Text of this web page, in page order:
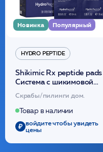
Новинка Популярный
HYDRO PEPTIDE
Shikimic Rx peptide
Cистема с шикимовой
кислотой обновляющая
(30шт) /HP
Скрабы/пилинги дом.
Товар в наличии
войдите чтобы увидеть
цены